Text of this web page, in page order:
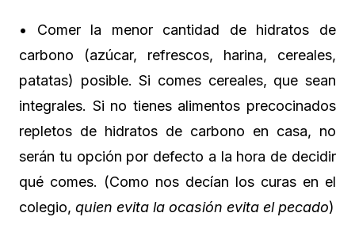
• Comer la menor cantidad de hidratos de
carbono (azúcar, refrescos, harina, cereales,
patatas) posible. Si comes cereales, que sean
integrales. Si no tienes alimentos precocinados
repletos de hidratos de carbono en casa, no
serán tu opción por defecto a la hora de decidir
qué comes. (Como nos decían los curas en el
colegio, quien evita la ocasión evita el pecado)